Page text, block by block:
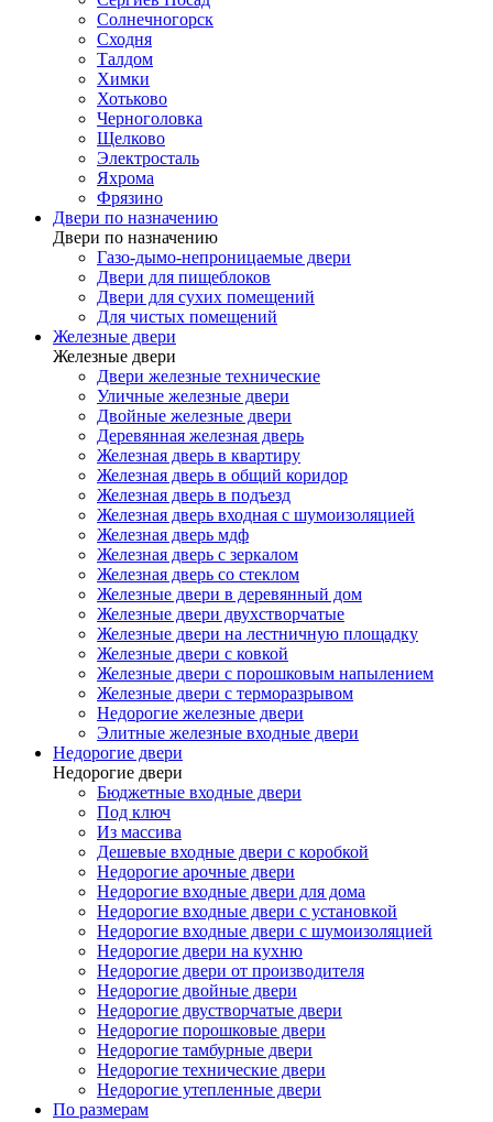
Солнечногорск
Сходня
Талдом
Химки
Хотьково
Черноголовка
Щелково
Электросталь
Яхрома
Фрязино
Двери по назначению
Двери по назначению
Газо-дымо-непроницаемые двери
Двери для пищеблоков
Двери для сухих помещений
Для чистых помещений
Железные двери
Железные двери
Двери железные технические
Уличные железные двери
Двойные железные двери
Деревянная железная дверь
Железная дверь в квартиру
Железная дверь в общий коридор
Железная дверь в подъезд
Железная дверь входная с шумоизоляцией
Железная дверь мдф
Железная дверь с зеркалом
Железная дверь со стеклом
Железные двери в деревянный дом
Железные двери двухстворчатые
Железные двери на лестничную площадку
Железные двери с ковкой
Железные двери с порошковым напылением
Железные двери с терморазрывом
Недорогие железные двери
Элитные железные входные двери
Недорогие двери
Недорогие двери
Бюджетные входные двери
Под ключ
Из массива
Дешевые входные двери с коробкой
Недорогие арочные двери
Недорогие входные двери для дома
Недорогие входные двери с установкой
Недорогие входные двери с шумоизоляцией
Недорогие двери на кухню
Недорогие двери от производителя
Недорогие двойные двери
Недорогие двустворчатые двери
Недорогие порошковые двери
Недорогие тамбурные двери
Недорогие технические двери
Недорогие утепленные двери
По размерам